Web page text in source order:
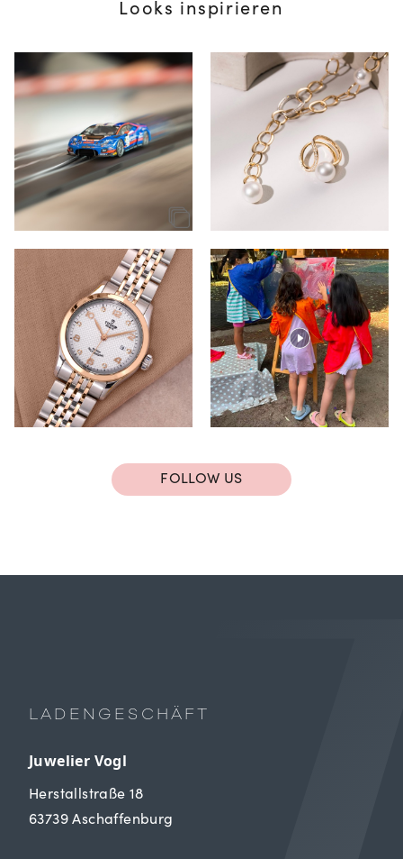
Looks inspirieren
FOLLOW US
LADENGESCHÄFT
Juwelier Vogl
Herstallstraße 18
63739 Aschaffenburg